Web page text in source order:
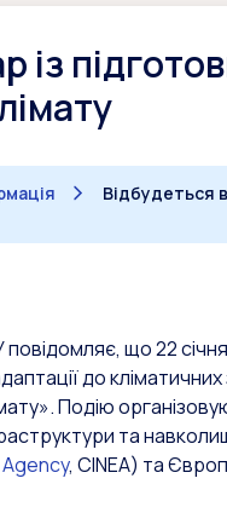
із
Відбудеться
що 22
до
Подію
та
, CINEA) та